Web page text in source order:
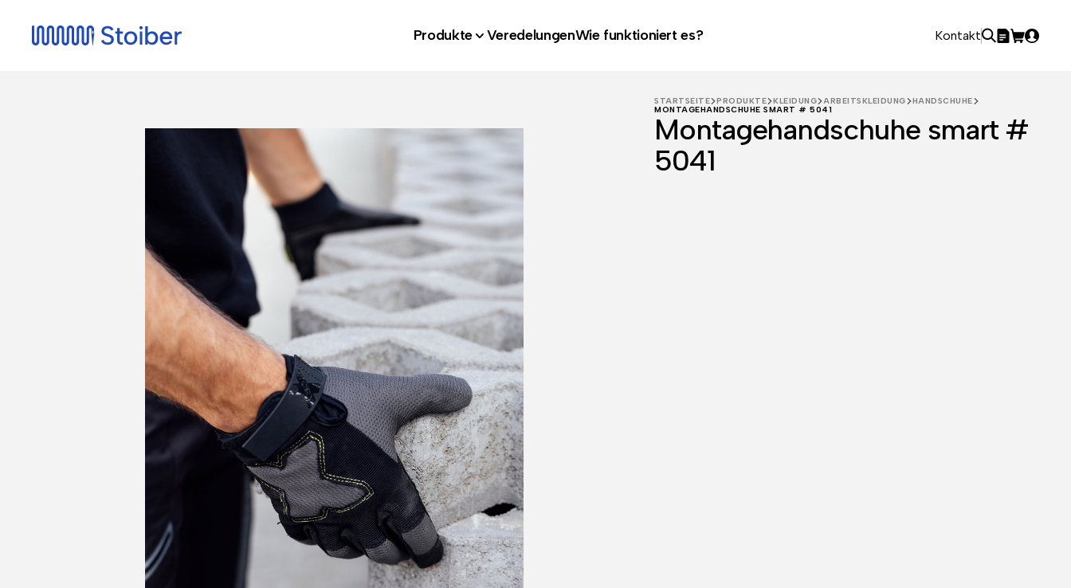
Produkte VeredelungenWie funktioniert es? Kontakt
STARTSEITE PRODUKTE KLEIDUNG ARBEITSKLEIDUNG
HANDSCHUHE
MONTAGEHANDSCHUHE SMART # 5041
Montagehandschuhe smart #
5041